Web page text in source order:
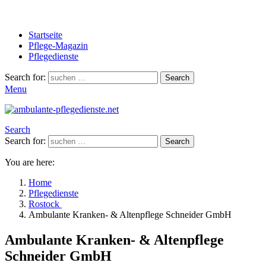
Startseite
Pflege-Magazin
Pflegedienste
Search for: Search
Menu
Search
Search for:
Search
You are here:
Home
Pflegedienste
Rostock
Ambulante Kranken- & Altenpflege Schneider GmbH
Ambulante Kranken- & Altenpflege
Schneider GmbH